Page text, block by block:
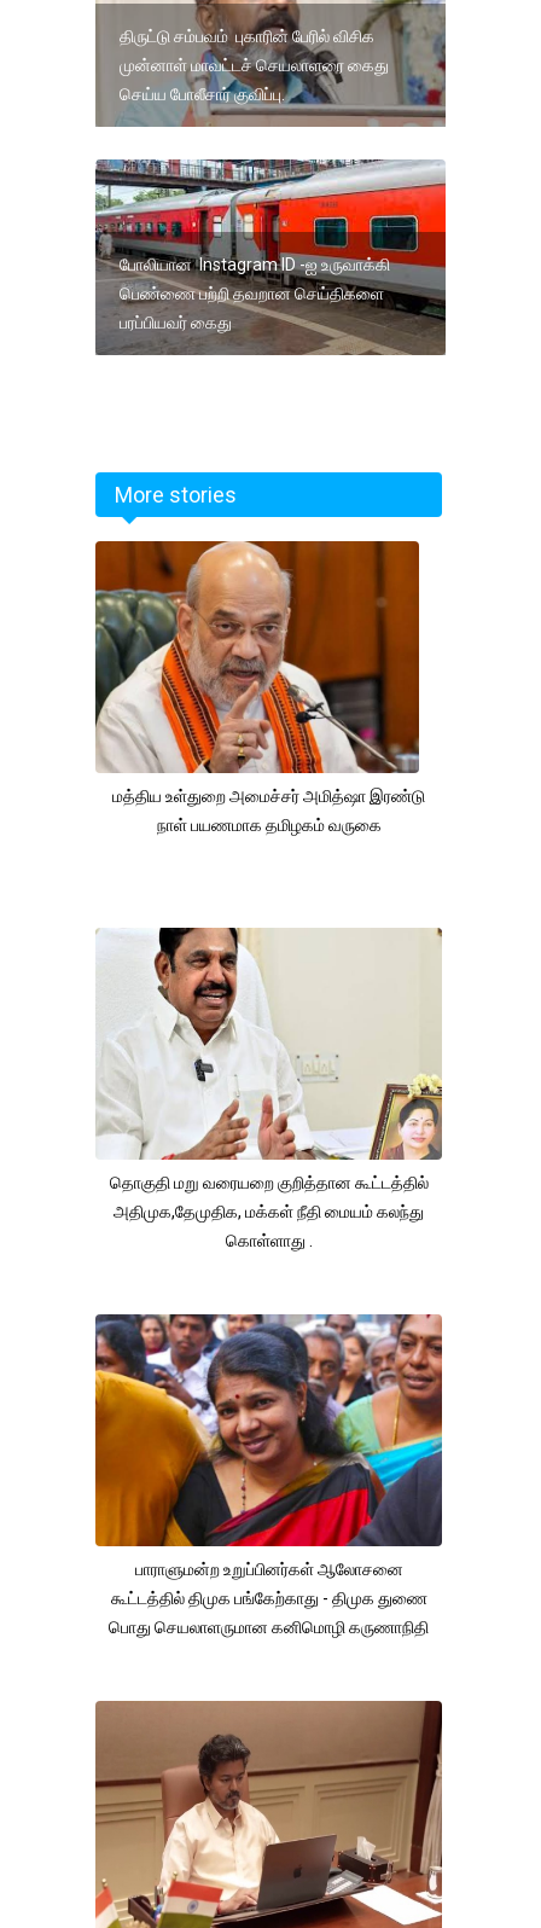
திருட்டு சம்பவம் புகாரின் பேரில் விசிக
முன்னாள் மாவட்டச் செயலாளரை கைது
செய்ய போலீசார் குவிப்பு.
போலியான Instagram ID -ஐ உருவாக்கி
பெண்ணை பற்றி தவறான செய்திகளை
பரப்பியவர் கைது
More stories
மத்திய உள்துறை அமைச்சர் அமித்ஷா இரண்டு
நாள் பயணமாக தமிழகம் வருகை
தொகுதி மறு வரையறை குறித்தான கூட்டத்தில்
அதிமுக,தேமுதிக, மக்கள் நீதி மையம் கலந்து
கொள்ளாது .
பாராளுமன்ற உறுப்பினர்கள் ஆலோசனை
கூட்டத்தில் திமுக பங்கேற்காது - திமுக துணை
பொது செயலாளருமான கனிமொழி கருணாநிதி